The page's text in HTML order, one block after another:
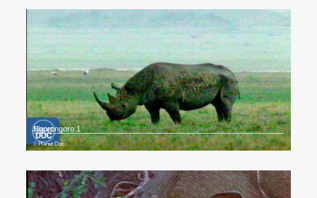
Ngorongoro 1
Planet Doc